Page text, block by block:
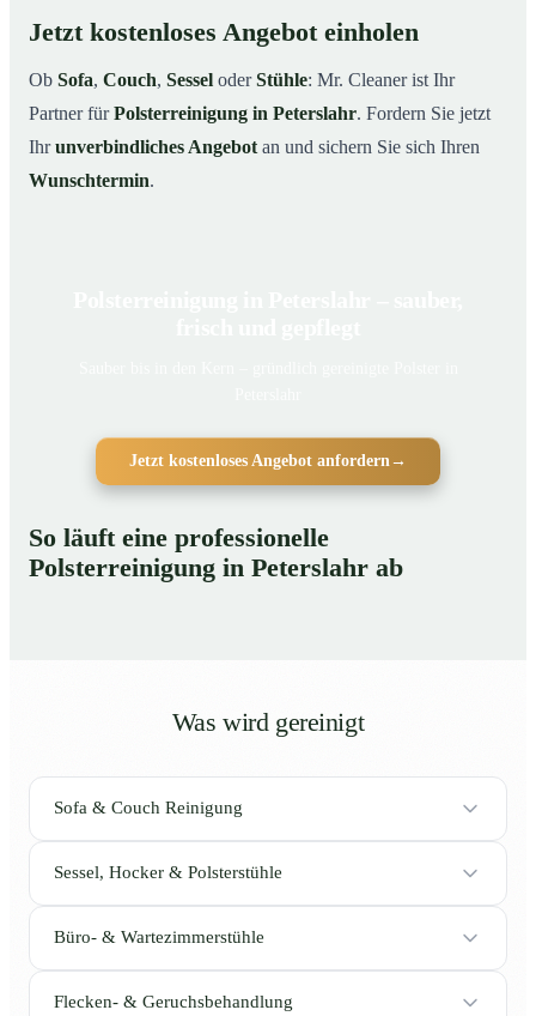
Jetzt kostenloses Angebot einholen
Ob Sofa, Couch, Sessel oderStühle: Mr. Cleaner ist Ihr
Partner fürPolsterreinigung in Peterslahr. Fordern Sie jetzt
Ihrunverbindliches Angebot an und sichern Sie sich Ihren
Wunschtermin.
Jetzt kostenloses Angebot anfordern →
So läuft eine professionelle
Polsterreinigung in Peterslahr ab
Was wird gereinigt
Sofa & Couch Reinigung
Sessel, Hocker & Polsterstühle
Büro- & Wartezimmerstühle
Flecken- & Geruchsbehandlung